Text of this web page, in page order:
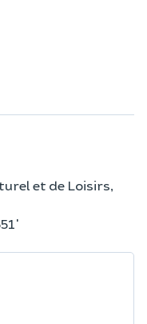
et de Loisirs,